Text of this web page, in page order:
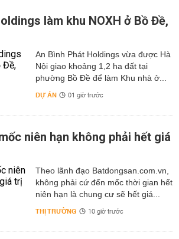
làm khu NOXH ở Bồ Đề,
An Bình Phát Holdings vừa được Hà
Nội giao khoảng 1,2 ha đất tại
phường Bồ Đề để làm Khu nhà ở...
DỰ ÁN 01 giờ trước
niên hạn không phải hết giá
Theo lãnh đạo Batdongsan.com.vn,
không phải cứ đến mốc thời gian hết
niên hạn là chung cư sẽ hết giá...
THỊ TRƯỜNG 10 giờ trước